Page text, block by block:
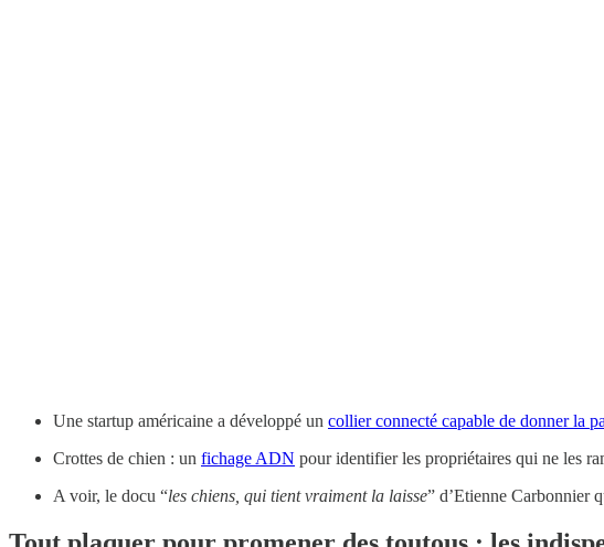
Une startup américaine a développé un collier connecté capable de donner la
Crottes de chien : un fichage ADN pour identifier les propriétaires qui ne les
A voir, le docu “les chiens, qui tient vraiment la laisse” d’Etienne Carbonnier